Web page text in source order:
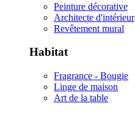
Peinture décorative
Architecte d'intérieur
Revêtement mural
Habitat
Fragrance - Bougie
Linge de maison
Art de la table